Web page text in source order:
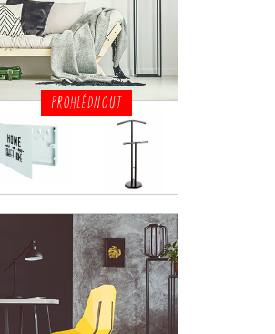
PROHLÉDNOUT